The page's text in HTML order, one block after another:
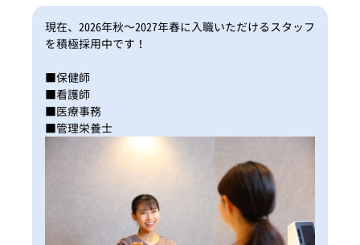
現在、2026年秋～2027年春に入職いただけるスタッフ
を積極採用中です！
■保健師
■看護師
■医療事務
■管理栄養士